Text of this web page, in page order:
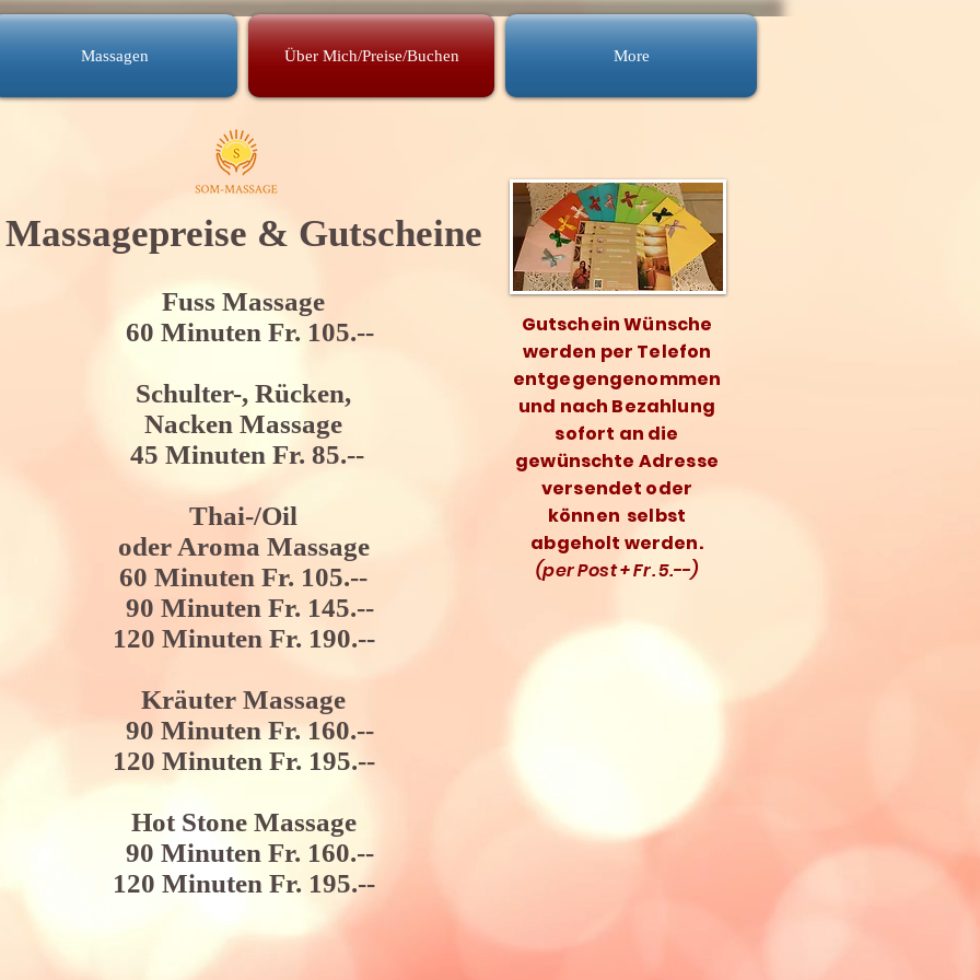
Massagen Über Mich/Preise/Buchen More
Massagepreise & Gutscheine
Fuss Massage
60 Minuten Fr. 105.--
Schulter-, Rücken,
Nacken Massage
45 Minuten Fr. 85.--
Thai-/Oil
oder Aroma Massage
60 Minuten Fr. 105.--
90 Minuten Fr. 145.--
120 Minuten Fr. 190.--
Kräuter Massage
90 Minuten Fr. 160.--
120 Minuten Fr. 195.--
Hot Stone Massage
90 Minuten Fr. 160.--
120 Minuten Fr. 195.--
Gutschein Wünsche
werden per Telefon
entgegengenommen
und nach Bezahlung
sofort an die
gewünschte Adresse
versendet oder
können selbst
abgeholt werden.
(per Post + Fr. 5.--)